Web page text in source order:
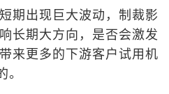
期出现巨大波动，制裁影
长期大方向，是否会激发
来更多的下游客户试用机